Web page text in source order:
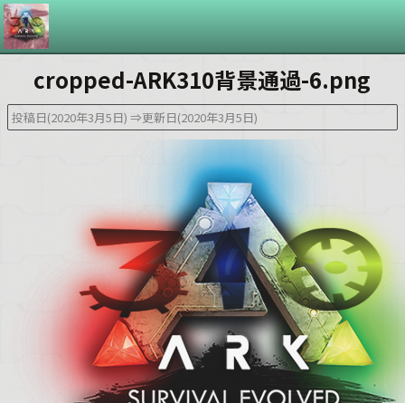
cropped-ARK310背景通過-6.png
投稿日(2020年3月5日) ⇒更新日(2020年3月5日)